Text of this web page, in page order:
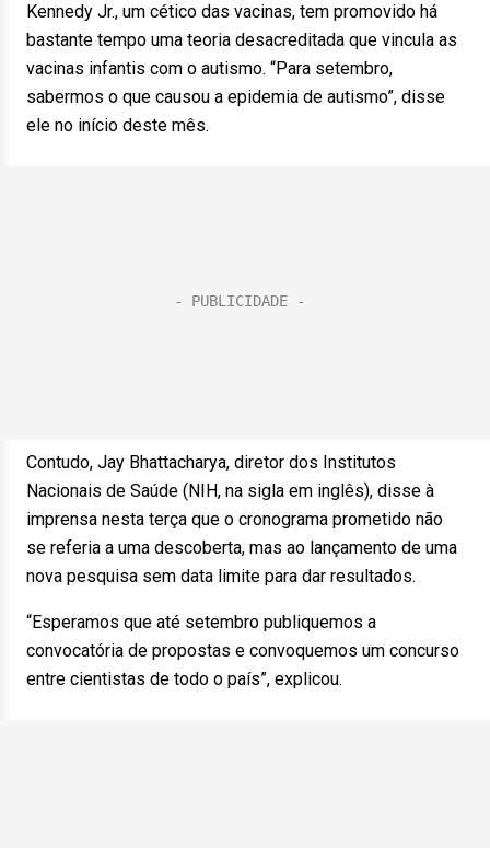
Kennedy Jr., um cético das vacinas, tem promovido há
bastante tempo uma teoria desacreditada que vincula as
vacinas infantis com o autismo. “Para setembro,
sabermos o que causou a epidemia de autismo”, disse
ele no início deste mês.
Contudo, Jay Bhattacharya, diretor dos Institutos
Nacionais de Saúde (NIH, na sigla em inglês), disse à
imprensa nesta terça que o cronograma prometido não
se referia a uma descoberta, mas ao lançamento de uma
nova pesquisa sem data limite para dar resultados.
“Esperamos que até setembro publiquemos a
convocatória de propostas e convoquemos um concurso
entre cientistas de todo o país”, explicou.